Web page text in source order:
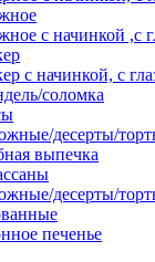
с начинкой ,с
с начинкой, с
соломка
десерты/
выпечка
десерты/
печенье